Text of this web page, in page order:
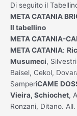
Di seguito il
META CATANIA
Il tabellino
META CATANIA-
META CATANIA:
Musumeci,
Baisel, Cekol,
SamperiCAME
Vieira, Schiochet,
Ronzani, Ditano.